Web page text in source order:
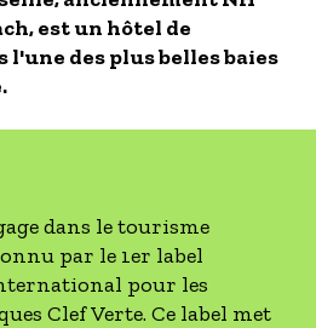
Accueil vélo
est un hôtel de
des plus belles baies
dans le tourisme
par le 1er label
pour les
Clef Verte. Ce label met